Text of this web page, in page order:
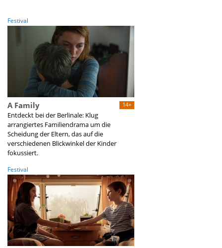
Festival
14+
A Family
Entdeckt bei der Berlinale: Klug
arrangiertes Familiendrama um die
Scheidung der Eltern, das auf die
verschiedenen Blickwinkel der Kinder
fokussiert.
Festival